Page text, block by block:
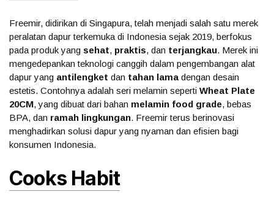
Freemir, didirikan di Singapura, telah menjadi salah satu merek
peralatan dapur terkemuka di Indonesia sejak 2019, berfokus
pada produk yang sehat, praktis, dan terjangkau. Merek ini
mengedepankan teknologi canggih dalam pengembangan alat
dapur yang antilengket dan tahan lama dengan desain
estetis. Contohnya adalah seri melamin seperti Wheat Plate
20CM, yang dibuat dari bahan melamin food grade, bebas
BPA, dan ramah lingkungan. Freemir terus berinovasi
menghadirkan solusi dapur yang nyaman dan efisien bagi
konsumen Indonesia.
Cooks Habit